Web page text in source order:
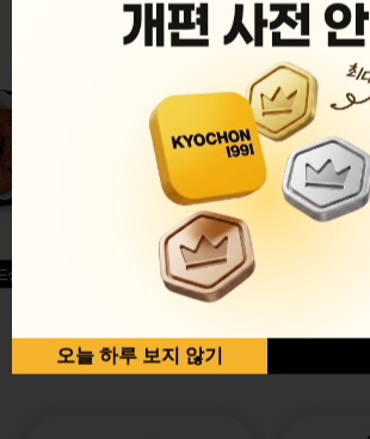
글윙
반반순살[레드+허니]
오늘 하루 보지 않기